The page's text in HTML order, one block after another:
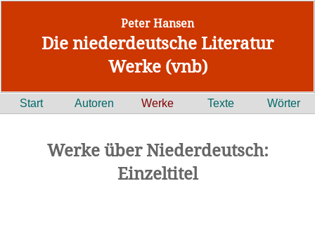
Peter Hansen
Die niederdeutsche Literatur
Werke (vnb)
Start Autoren Werke Texte Wörter
Werke über Niederdeutsch:
Einzeltitel